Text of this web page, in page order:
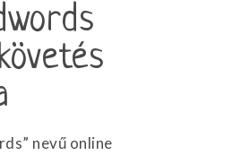
nevű online